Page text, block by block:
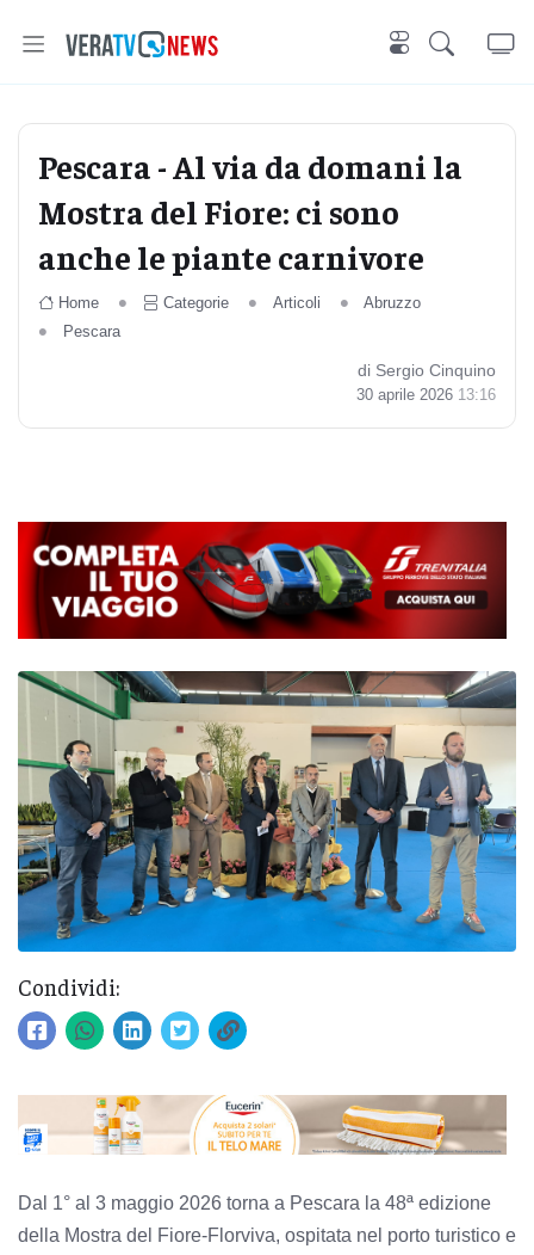
Pescara - Al via da domani la
Mostra del Fiore: ci sono
anche le piante carnivore
Home Categorie Articoli
Abruzzo
Pescara
di Sergio Cinquino
30 aprile 2026 13:16
Condividi:
Dal 1° al 3 maggio 2026 torna a Pescara la 48ª edizione
della Mostra del Fiore-Florviva, ospitata nel porto turistico e